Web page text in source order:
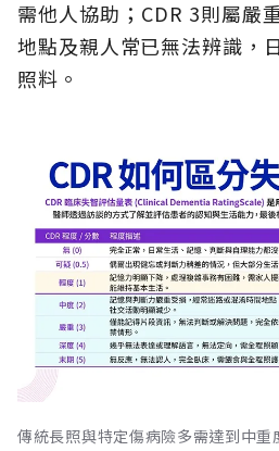
需他人協助；CDR 3則屬嚴
地點及親人常已無法辨識，
照料。
傳統長照與特定傷病險多需達到中